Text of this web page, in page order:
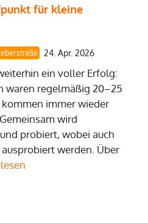
für kleine
24. Apr. 2026
ein voller Erfolg:
waren regelmäßig 20–25
immer wieder
wird
probiert, wobei auch
werden. Über